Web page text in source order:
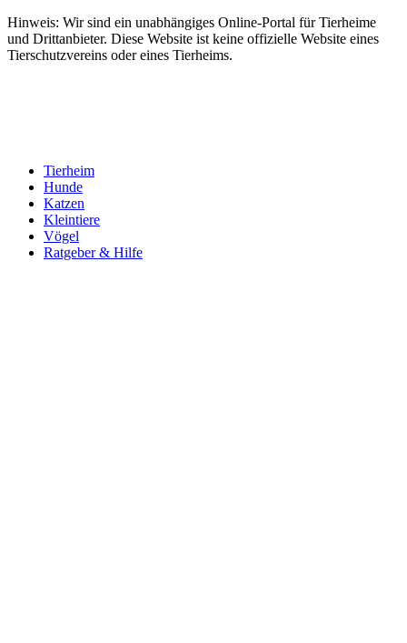
Hinweis: Wir sind ein unabhängiges Online-Portal für Tierheime
und Drittanbieter. Diese Website ist keine offizielle Website eines
Tierschutzvereins oder eines Tierheims.
Tierheim
Hunde
Katzen
Kleintiere
Vögel
Ratgeber & Hilfe